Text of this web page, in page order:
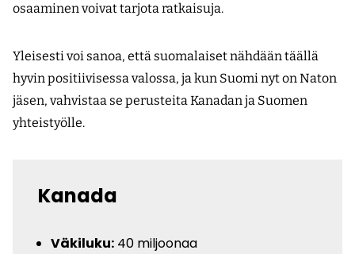
osaaminen voivat tarjota ratkaisuja.
Yleisesti voi sanoa, että suomalaiset nähdään täällä
hyvin positiivisessa valossa, ja kun Suomi nyt on Naton
jäsen, vahvistaa se perusteita Kanadan ja Suomen
yhteistyölle.
Kanada
Väkiluku: 40 miljoonaa